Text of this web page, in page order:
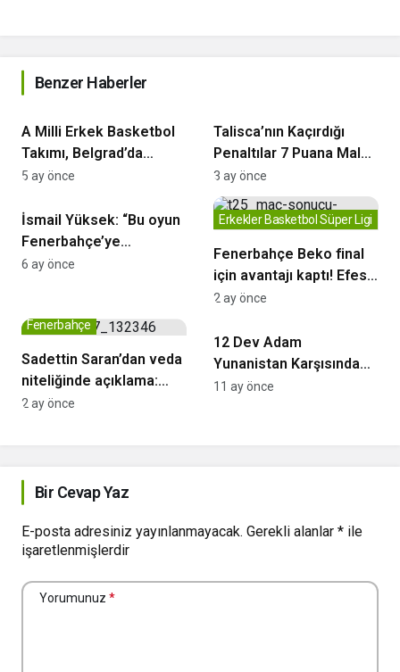
Benzer Haberler
A Milli Erkek Basketbol
Takımı, Belgrad’da
Sırbistan Deplasmanında
5 ay önce
Talisca’nın Kaçırdığı
Penaltılar 7 Puana Mal
Oldu
3 ay önce
İsmail Yüksek: “Bu oyun
Fenerbahçe’ye
yakışmadı”
Fenerbahçe
6 ay önce
Fenerbahçe Beko final
için avantajı kaptı! Efes’e
karşı seride 2-0 öne
Erkekler Basketbol Süper Ligi
2 ay önce
Sadettin Saran’dan veda
niteliğinde açıklama:
“Elimizi taşın altına
Fenerbahçe
2 ay önce
12 Dev Adam
Yunanistan Karşısında
Final Bileti Arayacak
Basketbol
11 ay önce
Bir Cevap Yaz
E-posta adresiniz yayınlanmayacak. Gerekli alanlar * ile
işaretlenmişlerdir
Yorumunuz *